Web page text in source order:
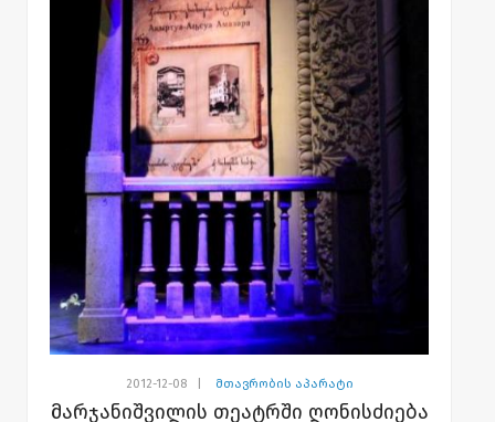
2012-12-08| მთავრობის აპარატი
მარჯანიშვილის თეატრში ღონისძიება